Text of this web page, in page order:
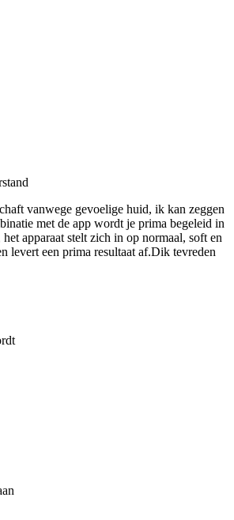
vanwege gevoelige huid, ik kan zeggen
met de app wordt je prima begeleid in
apparaat stelt zich in op normaal, soft en
levert een prima resultaat af.Dik tevreden